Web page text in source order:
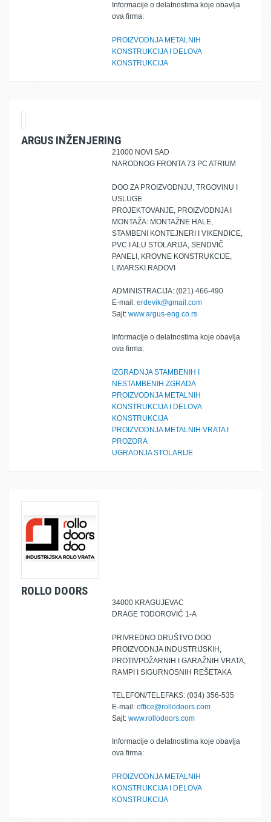
Informacije o delatnostima koje obavlja
ova firma:
PROIZVODNJA METALNIH
KONSTRUKCIJA I DELOVA
KONSTRUKCIJA
ARGUS INŽENJERING
21000 NOVI SAD
NARODNOG FRONTA 73 PC ATRIUM
DOO ZA PROIZVODNJU, TRGOVINU I
USLUGE
PROJEKTOVANJE, PROIZVODNJA I
MONTAŽA: MONTAŽNE HALE,
STAMBENI KONTEJNERI I VIKENDICE,
PVC I ALU STOLARIJA, SENDVIČ
PANELI, KROVNE KONSTRUKCIJE,
LIMARSKI RADOVI
ADMINISTRACIJA: (021) 466-490
E-mail: erdevik@gmail.com
Sajt: www.argus-eng.co.rs
Informacije o delatnostima koje obavlja
ova firma:
IZGRADNJA STAMBENIH I
NESTAMBENIH ZGRADA
PROIZVODNJA METALNIH
KONSTRUKCIJA I DELOVA
KONSTRUKCIJA
PROIZVODNJA METALNIH VRATA I
PROZORA
UGRADNJA STOLARIJE
ROLLO DOORS
34000 KRAGUJEVAC
DRAGE TODOROVIĆ 1-A
PRIVREDNO DRUŠTVO DOO
PROIZVODNJA INDUSTRIJSKIH,
PROTIVPOŽARNIH I GARAŽNIH VRATA,
RAMPI I SIGURNOSNIH REŠETAKA
TELEFON/TELEFAKS: (034) 356-535
E-mail: office@rollodoors.com
Sajt: www.rollodoors.com
Informacije o delatnostima koje obavlja
ova firma:
PROIZVODNJA METALNIH
KONSTRUKCIJA I DELOVA
KONSTRUKCIJA